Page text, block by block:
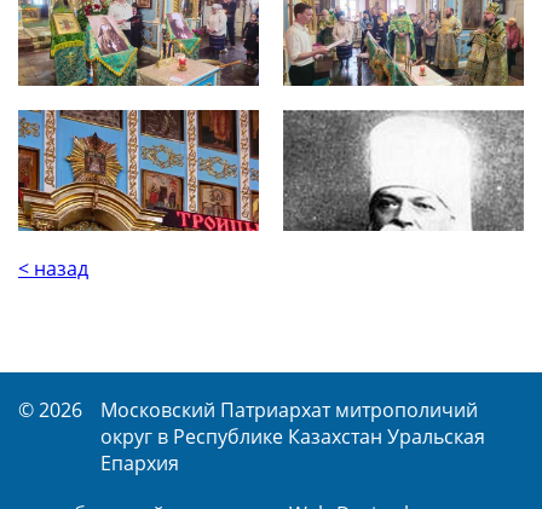
< назад
© 2026
Московский Патриархат митрополичий
округ в Республике Казахстан Уральская
Епархия